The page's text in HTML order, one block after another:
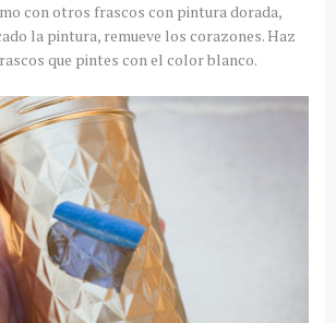
con otros frascos con pintura dorada,
la pintura, remueve los corazones. Haz
que pintes con el color blanco.